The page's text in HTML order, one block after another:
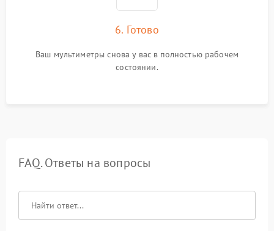
6. Готово
Ваш мультиметры снова у вас в полностью рабочем
состоянии.
FAQ. Ответы на вопросы